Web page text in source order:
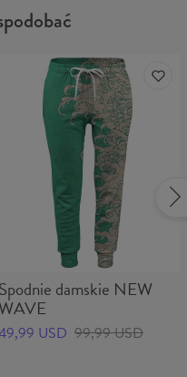
Spodnie damskie NEW
WAVE
USD 99,99 USD